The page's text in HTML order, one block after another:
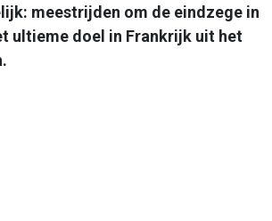
meestrijden om de eindzege in
ultieme doel in Frankrijk uit het